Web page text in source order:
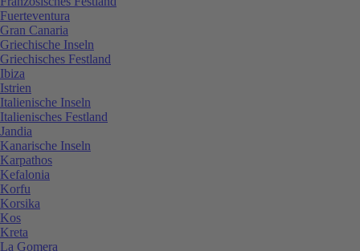
Fuerteventura
Gran Canaria
Griechische Inseln
Griechisches Festland
Ibiza
Istrien
Italienische Inseln
Italienisches Festland
Jandia
Kanarische Inseln
Karpathos
Kefalonia
Korfu
Korsika
Kos
Kreta
La Gomera